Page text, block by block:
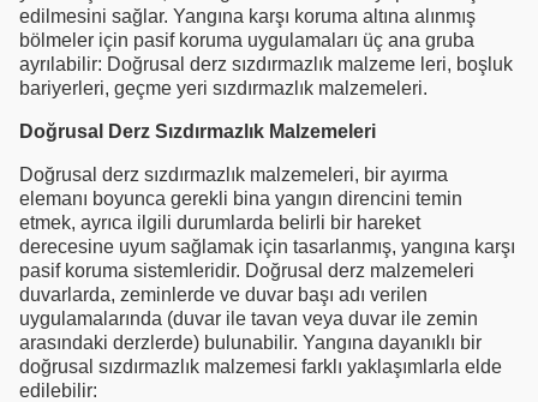
edilmesini sağlar. Yangına karşı koruma altına alınmış
bölmeler için pasif koruma uygulamaları üç ana gruba
ayrılabilir: Doğrusal derz sızdırmazlık malzeme leri, boşluk
bariyerleri, geçme yeri sızdırmazlık malzemeleri.
Doğrusal Derz Sızdırmazlık Malzemeleri
Doğrusal derz sızdırmazlık malzemeleri, bir ayırma
elemanı boyunca gerekli bina yangın direncini temin
etmek, ayrıca ilgili durumlarda belirli bir hareket
derecesine uyum sağlamak için tasarlanmış, yangına karşı
pasif koruma sistemleridir. Doğrusal derz malzemeleri
duvarlarda, zeminlerde ve duvar başı adı verilen
uygulamalarında (duvar ile tavan veya duvar ile zemin
arasındaki derzlerde) bulunabilir. Yangına dayanıklı bir
doğrusal sızdırmazlık malzemesi farklı yaklaşımlarla elde
edilebilir: